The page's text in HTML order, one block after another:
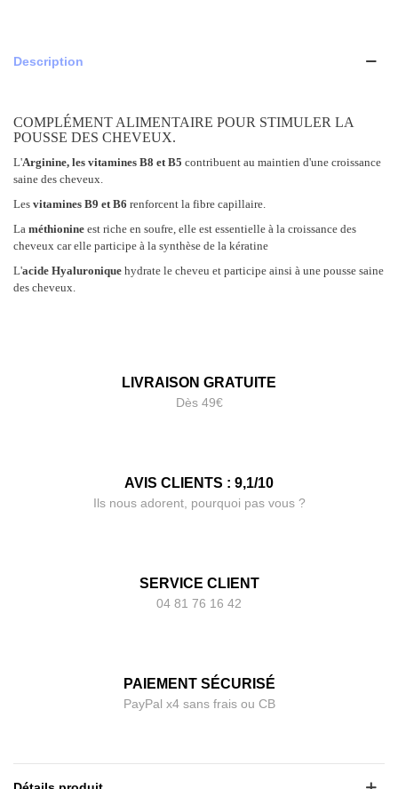
Description
COMPLÉMENT ALIMENTAIRE POUR STIMULER LA
POUSSE DES CHEVEUX.
L'Arginine, les vitamines B8 et B5 contribuent au maintien d'une croissance
saine des cheveux.
Les vitamines B9 et B6 renforcent la fibre capillaire.
La méthionine est riche en soufre, elle est essentielle à la croissance des
cheveux car elle participe à la synthèse de la kératine
L'acide Hyaluronique hydrate le cheveu et participe ainsi à une pousse saine
des cheveux.
LIVRAISON GRATUITE
Dès 49€
AVIS CLIENTS : 9,1/10
Ils nous adorent, pourquoi pas vous ?
SERVICE CLIENT
04 81 76 16 42
PAIEMENT SÉCURISÉ
PayPal x4 sans frais ou CB